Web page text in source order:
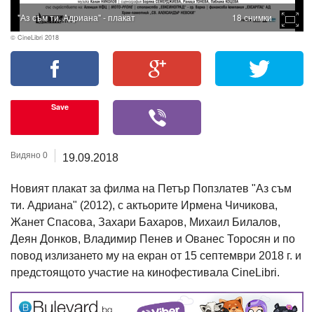
"Аз съм ти. Адриана" - плакат 18 снимки
© CineLibri 2018
Save
Видяно 0 19.09.2018
Новият плакат за филма на Петър Попзлатев "Аз съм
ти. Адриана" (2012), с актьорите Ирмена Чичикова,
Жанет Спасова, Захари Бахаров, Михаил Билалов,
Деян Донков, Владимир Пенев и Ованес Торосян и по
повод излизането му на екран от 15 септември 2018 г. и
предстоящото участие на кинофестивала CineLibri.